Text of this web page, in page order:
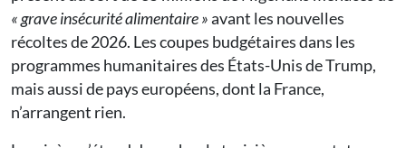
« grave insécurité alimentaire »avant les nouvelles
récoltes de 2026. Les coupes budgétaires dans les
programmes humanitaires des États-Unis de Trump,
mais aussi de pays européens, dont la France,
n’arrangent rien.